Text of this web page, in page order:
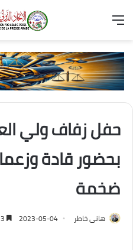
القائمة
حفل زفاف ولي
بحضور قادة
ضخمة
هانى خاطر 2023-05-04